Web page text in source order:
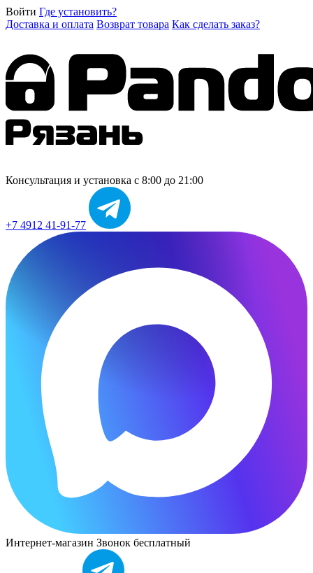
Войти Где установить?
Доставка и оплата Возврат товара Как сделать заказ?
Консультация и установка с 8:00 до 21:00
+7 4912 41-91-77
Интернет-магазин Звонок бесплатный